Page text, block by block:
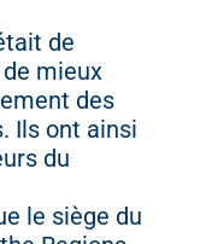
de
mieux
des
Ils ont ainsi
du
le siège du